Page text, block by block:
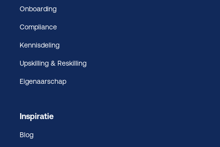
Onboarding
Compliance
Kennisdeling
Upskilling & Reskilling
Eigenaarschap
Inspiratie
Blog